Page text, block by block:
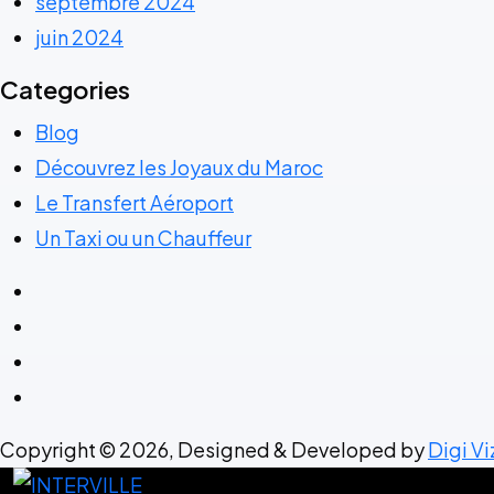
juin 2024
Categories
Blog
Découvrez les Joyaux du Maroc
Le Transfert Aéroport
Un Taxi ou un Chauffeur
Copyright © 2026, Designed & Developed byDigi